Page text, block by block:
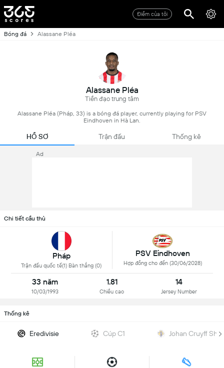
Điểm của tôi
Bóng đá Alassane Pléa
Alassane Pléa
Tiền đạo trung tâm
Alassane Pléa (Pháp, 33) is a bóng đá player, currently playing for PSV
Eindhoven in Hà Lan.
HỒ SƠ Trận đấu Thống kê
Ad
Chi tiết cầu thủ
Pháp
Trận đấu quốc tế(1) Bàn thắng (0)
PSV Eindhoven
Hợp đồng cho đến (30/06/2028)
33 năm
10/03/1993
1.81
Chiều cao
14
Jersey Number
Thống kê
Eredivisie Cúp C1 Johan Cruyff